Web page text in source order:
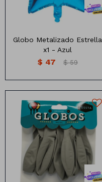
Globo Metalizado Estrella
x1 - Azul
$ 47 $ 59
Paquete de globos X10
unidades.
Manteles
Brillosa
Soportes